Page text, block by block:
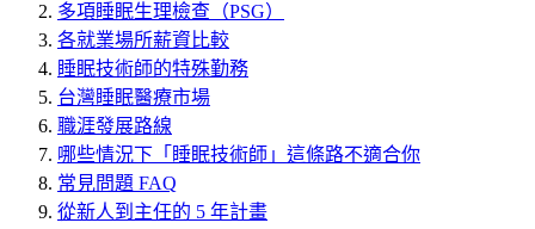
多項睡眠生理檢查（PSG）
各就業場所薪資比較
睡眠技術師的特殊勤務
台灣睡眠醫療市場
職涯發展路線
哪些情況下「睡眠技術師」這條路不適合你
常見問題 FAQ
從新人到主任的 5 年計畫